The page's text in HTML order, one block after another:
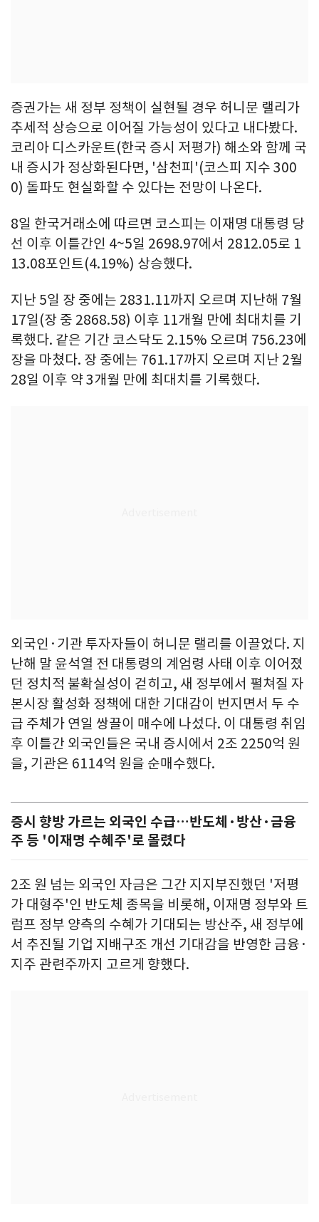
증권가는 새 정부 정책이 실현될 경우 허니문 랠리가
추세적 상승으로 이어질 가능성이 있다고 내다봤다.
코리아 디스카운트(한국 증시 저평가) 해소와 함께 국
내 증시가 정상화된다면, '삼천피'(코스피 지수 300
0) 돌파도 현실화할 수 있다는 전망이 나온다.
8일 한국거래소에 따르면 코스피는 이재명 대통령 당
선 이후 이틀간인 4~5일 2698.97에서 2812.05로 1
13.08포인트(4.19%) 상승했다.
지난 5일 장 중에는 2831.11까지 오르며 지난해 7월
17일(장 중 2868.58) 이후 11개월 만에 최대치를 기
록했다. 같은 기간 코스닥도 2.15% 오르며 756.23에
장을 마쳤다. 장 중에는 761.17까지 오르며 지난 2월
28일 이후 약 3개월 만에 최대치를 기록했다.
외국인·기관 투자자들이 허니문 랠리를 이끌었다. 지
난해 말 윤석열 전 대통령의 계엄령 사태 이후 이어졌
던 정치적 불확실성이 걷히고, 새 정부에서 펼쳐질 자
본시장 활성화 정책에 대한 기대감이 번지면서 두 수
급 주체가 연일 쌍끌이 매수에 나섰다. 이 대통령 취임
후 이틀간 외국인들은 국내 증시에서 2조 2250억 원
을, 기관은 6114억 원을 순매수했다.
증시 향방 가르는 외국인 수급…반도체·방산·금융
주 등 '이재명 수혜주'로 몰렸다
2조 원 넘는 외국인 자금은 그간 지지부진했던 '저평
가 대형주'인 반도체 종목을 비롯해, 이재명 정부와 트
럼프 정부 양측의 수혜가 기대되는 방산주, 새 정부에
서 추진될 기업 지배구조 개선 기대감을 반영한 금융·
지주 관련주까지 고르게 향했다.